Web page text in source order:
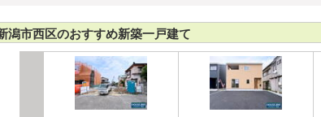
潟市西区のおすすめ新築一戸建て